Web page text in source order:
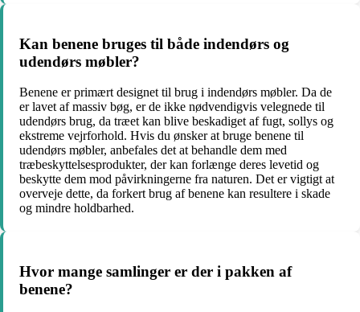
Kan benene bruges til både indendørs og
udendørs møbler?
Benene er primært designet til brug i indendørs møbler. Da de
er lavet af massiv bøg, er de ikke nødvendigvis velegnede til
udendørs brug, da træet kan blive beskadiget af fugt, sollys og
ekstreme vejrforhold. Hvis du ønsker at bruge benene til
udendørs møbler, anbefales det at behandle dem med
træbeskyttelsesprodukter, der kan forlænge deres levetid og
beskytte dem mod påvirkningerne fra naturen. Det er vigtigt at
overveje dette, da forkert brug af benene kan resultere i skade
og mindre holdbarhed.
Hvor mange samlinger er der i pakken af
benene?